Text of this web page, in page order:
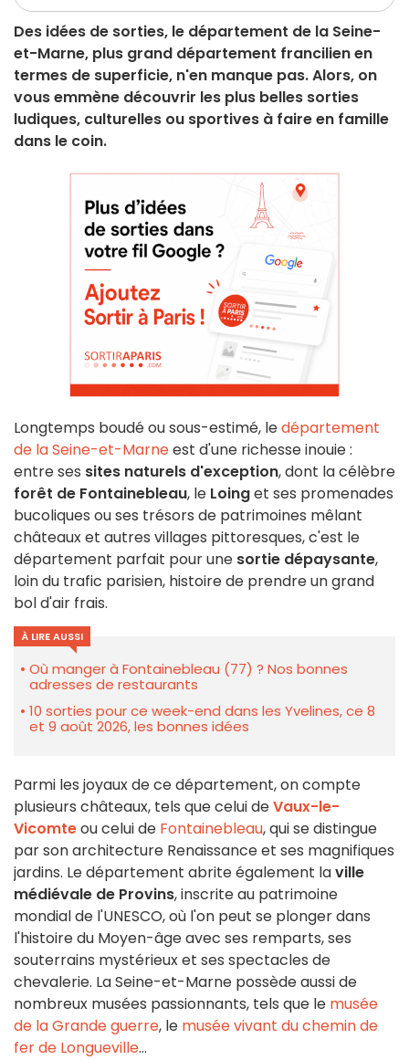
Des idées de sorties, le département de la Seine-
et-Marne, plus grand département francilien en
termes de superficie, n'en manque pas. Alors, on
vous emmène découvrir les plus belles sorties
ludiques, culturelles ou sportives à faire en famille
dans le coin.
Longtemps boudé ou sous-estimé, ledépartement
de la Seine-et-Marneest d'une richesse inouie :
entre ses sites naturels d'exception, dont la célèbre
forêt de Fontainebleau, le Loinget ses promenades
bucoliques ou ses trésors de patrimoines mêlant
châteaux et autres villages pittoresques, c'est le
département parfait pour une sortie dépaysante,
loin du trafic parisien, histoire de prendre un grand
bol d'air frais.
À LIRE AUSSI
Où manger à Fontainebleau (77) ? Nos bonnes
adresses de restaurants
10 sorties pour ce week-end dans les Yvelines, ce 8
et 9 août 2026, les bonnes idées
Parmi les joyaux de ce département, on compte
plusieurs châteaux, tels que celui deVaux-le-
Vicomteou celui de Fontainebleau, qui se distingue
par son architecture Renaissance et ses magnifiques
jardins. Le département abrite également laville
médiévale de Provins, inscrite au patrimoine
mondial de l'UNESCO, où l'on peut se plonger dans
l'histoire du Moyen-âge avec ses remparts, ses
souterrains mystérieux et ses spectacles de
chevalerie. La Seine-et-Marne possède aussi de
nombreux musées passionnants, tels que le musée
de la Grande guerre, le musée vivant du chemin de
fer de Longueville...